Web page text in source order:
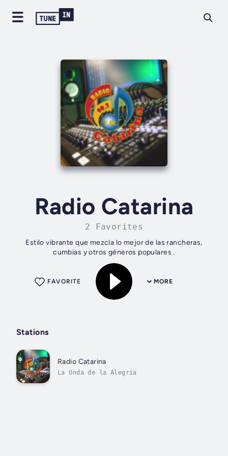
Radio Catarina
2 Favorites
Estilo vibrante que mezcla lo mejor de las rancheras,
cumbias y otros géneros populares .
MORE
FAVORITE
Stations
Radio Catarina
La Onda de la Alegría